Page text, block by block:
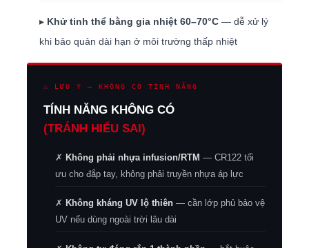
▸ Khử tinh thể bằng gia nhiệt 60–70°C — dễ xử lý
khi bảo quản dài hạn ở môi trường thấp nhiệt
⚠ LƯU Ý — KHÔNG CÓ TÍNH NĂNG
TÍNH NĂNG KHÔNG CÓ
(TRÁNH HIỂU SAI)
✗ Không phải nhựa infusion/RTM — CR122 tối
ưu cho đắp tay, không phải truyền nhựa áp lực
✗ Không kháng UV lộ thiên— cần lớp phủ bảo vệ
UV nếu dùng ngoài trời lâu dài